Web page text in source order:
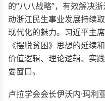
的“八八战略”，有效解决
动浙江民生事业发展持续
现代化的魅力。习近平主
《摆脱贫困》思想的延续
价值逻辑、理论逻辑、实
要窗口。
卢拉学会会长伊沃内·玛利